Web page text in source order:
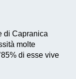
di Capranica
molte
di esse vive